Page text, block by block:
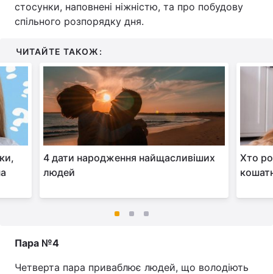
стосунки, наповнені ніжністю, та про побудову
спільного розпорядку дня.
ЧИТАЙТЕ ТАКОЖ:
4 дати народження найщасливіших
людей
Хто
Пара №4
Четверта пара приваблює людей, що володіють